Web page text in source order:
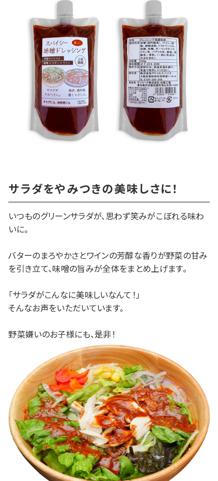
サラダをやみつきの美味しさに！
いつものグリーンサラダが、思わず笑みがこぼれる味わ
いに。
バターのまろやかさとワインの芳醇な香りが野菜の甘み
を引き立て、味噌の旨みが全体をまとめ上げます。
「サラダがこんなに美味しいなんて！」
そんなお声をいただいています。
野菜嫌いのお子様にも、是非！